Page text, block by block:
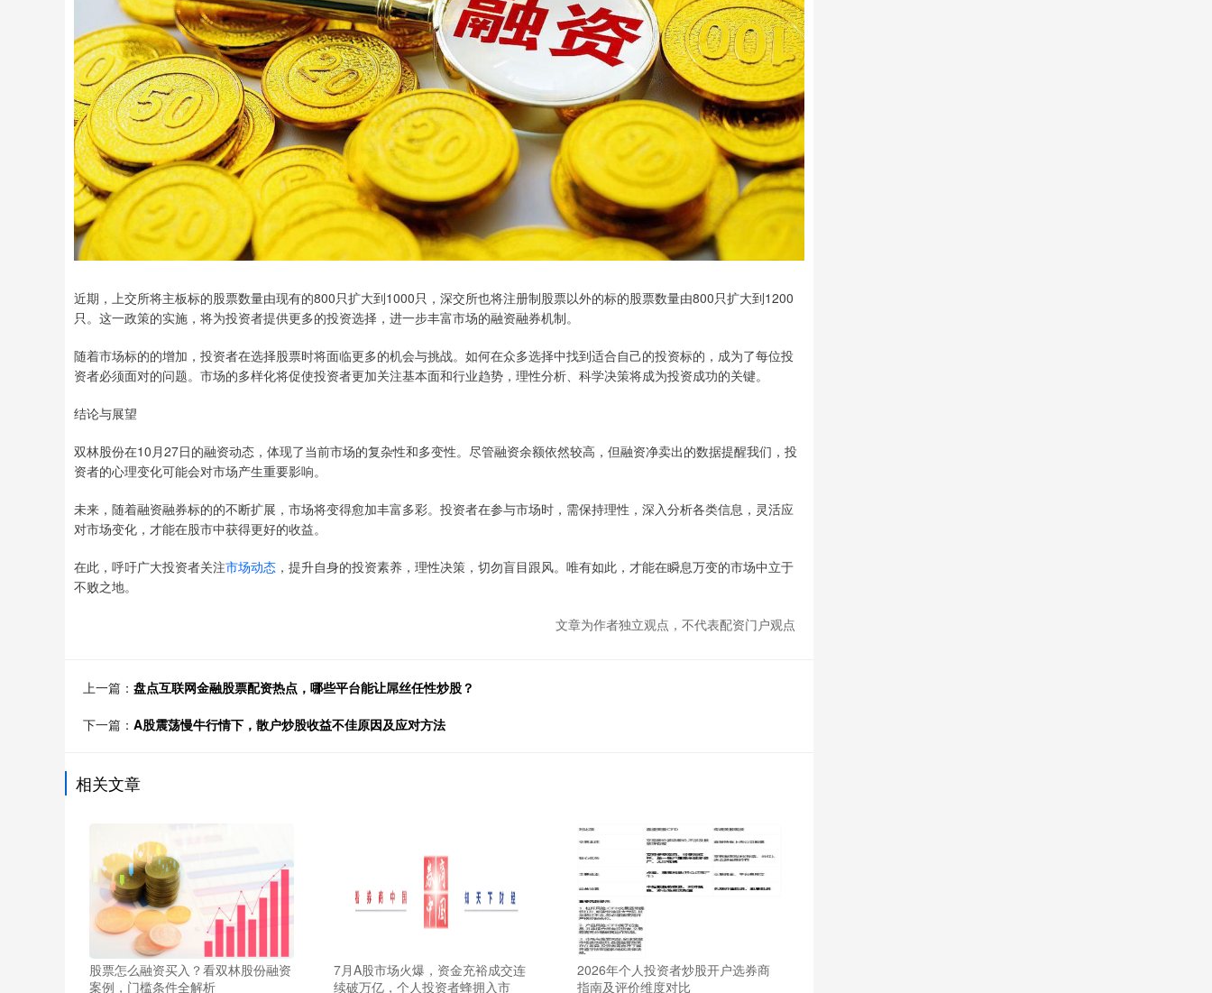
近期，上交所将主板标的股票数量由现有的800只扩大到1000只，深交所也将注册制股票以外的标的股票数量由800只扩大到1200
只。这一政策的实施，将为投资者提供更多的投资选择，进一步丰富市场的融资融券机制。
随着市场标的的增加，投资者在选择股票时将面临更多的机会与挑战。如何在众多选择中找到适合自己的投资标的，成为了每位投
资者必须面对的问题。市场的多样化将促使投资者更加关注基本面和行业趋势，理性分析、科学决策将成为投资成功的关键。
结论与展望
双林股份在10月27日的融资动态，体现了当前市场的复杂性和多变性。尽管融资余额依然较高，但融资净卖出的数据提醒我们，投
资者的心理变化可能会对市场产生重要影响。
未来，随着融资融券标的的不断扩展，市场将变得愈加丰富多彩。投资者在参与市场时，需保持理性，深入分析各类信息，灵活应
对市场变化，才能在股市中获得更好的收益。
在此，呼吁广大投资者关注市场动态 ，提升自身的投资素养，理性决策，切勿盲目跟风。唯有如此，才能在瞬息万变的市场中立于
不败之地。
文章为作者独立观点，不代表配资门户观点
上一篇： 盘点互联网金融股票配资热点，哪些平台能让屌丝任性炒股？
下一篇： A股震荡慢牛行情下，散户炒股收益不佳原因及应对方法
相关文章
股票怎么融资买入？看双林股份融资
案例，门槛条件全解析
7月A股市场火爆，资金充裕成交连
续破万亿，个人投资者蜂拥入市
2026年个人投资者炒股开户选券商
指南及评价维度对比